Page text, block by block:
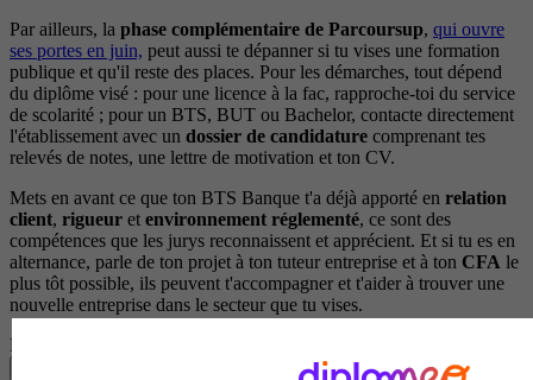
Par ailleurs, la phase complémentaire de Parcoursup, qui ouvre
ses portes en juin, peut aussi te dépanner si tu vises une formation
publique et qu'il reste des places. Pour les démarches, tout dépend
du diplôme visé : pour une licence à la fac, rapproche-toi du service
de scolarité ; pour un BTS, BUT ou Bachelor, contacte directement
l'établissement avec un dossier de candidature comprenant tes
relevés de notes, une lettre de motivation et ton CV.
Mets en avant ce que ton BTS Banque t'a déjà apporté en relation
client, rigueur et environnement réglementé, ce sont des
compétences que les jurys reconnaissent et apprécient. Et si tu es en
alternance, parle de ton projet à ton tuteur entreprise et à ton CFA le
plus tôt possible, ils peuvent t'accompagner et t'aider à trouver une
nouvelle entreprise dans le secteur que tu vises.
Prêt à te lancer dans ta nouvelle voie ? 🚀
Explore toutes tes options en quelques clics ✅